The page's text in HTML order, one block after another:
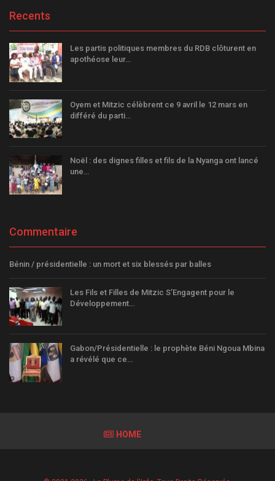
Recents
Les partis politiques membres du RDB clôturent en
apothéose leur…
Oyem et Mitzic célèbrent ce 9 avril le 12 mars en
différé du parti…
Noël : des dignes filles et fils de la Nyanga ont lancé
une…
Commentaire
Bénin / présidentielle : un mort et six blessés par balles
Les Fils et Filles de Mitzic S’Engagent pour le
Développement…
Gabon/Présidentielle : le prophète Béni Ngoua Mbina
a révélé que ce…
HOME